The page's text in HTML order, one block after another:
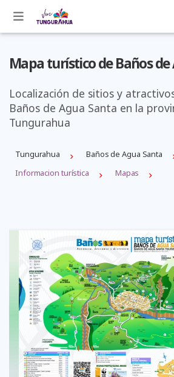
Mapa turístico de Baños de
Localización de sitios y
Baños de Agua Santa en la
Tungurahua
Tungurahua Baños de Agua Santa
Informacion turística
Mapas
Previous